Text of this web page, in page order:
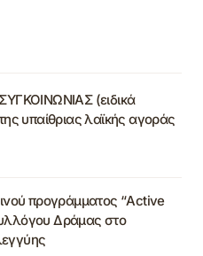
(ειδικά
υπαίθριας λαϊκής αγοράς
προγράμματος “Active
Δράμας στο